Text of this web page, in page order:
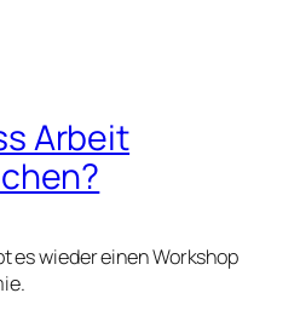
Arbeit
es wieder einen Workshop